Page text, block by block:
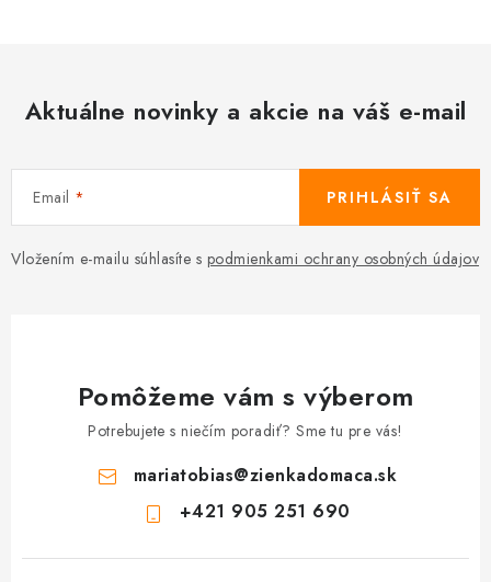
Aktuálne novinky a akcie na váš e-mail
Email
Vložením e-mailu súhlasíte s podmienkami ochrany osobných údajov
PRIHLÁSIŤ SA
Pomôžeme vám s výberom
Potrebujete s niečím poradiť? Sme tu pre vás!
mariatobias@zienkadomaca.sk
+421 905 251 690